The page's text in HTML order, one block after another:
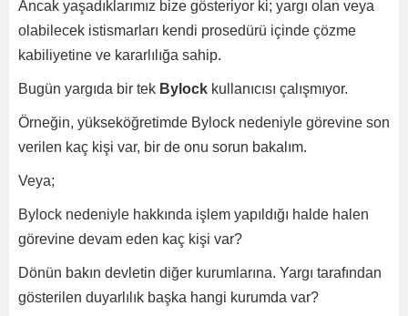
Ancak yaşadıklarımız bize gösteriyor ki; yargı olan veya
olabilecek istismarları kendi prosedürü içinde çözme
kabiliyetine ve kararlılığa sahip.
Bugün yargıda bir tek Bylock kullanıcısı çalışmıyor.
Örneğin, yükseköğretimde Bylock nedeniyle görevine son
verilen kaç kişi var, bir de onu sorun bakalım.
Veya;
Bylock nedeniyle hakkında işlem yapıldığı halde halen
görevine devam eden kaç kişi var?
Dönün bakın devletin diğer kurumlarına. Yargı tarafından
gösterilen duyarlılık başka hangi kurumda var?